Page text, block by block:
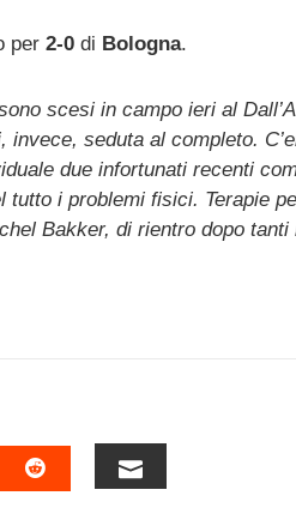
per 2-0 di Bologna.
scesi in campo ieri al
seduta al completo.
due infortunati recenti
i problemi fisici. Terapie
Bakker, di rientro dopo